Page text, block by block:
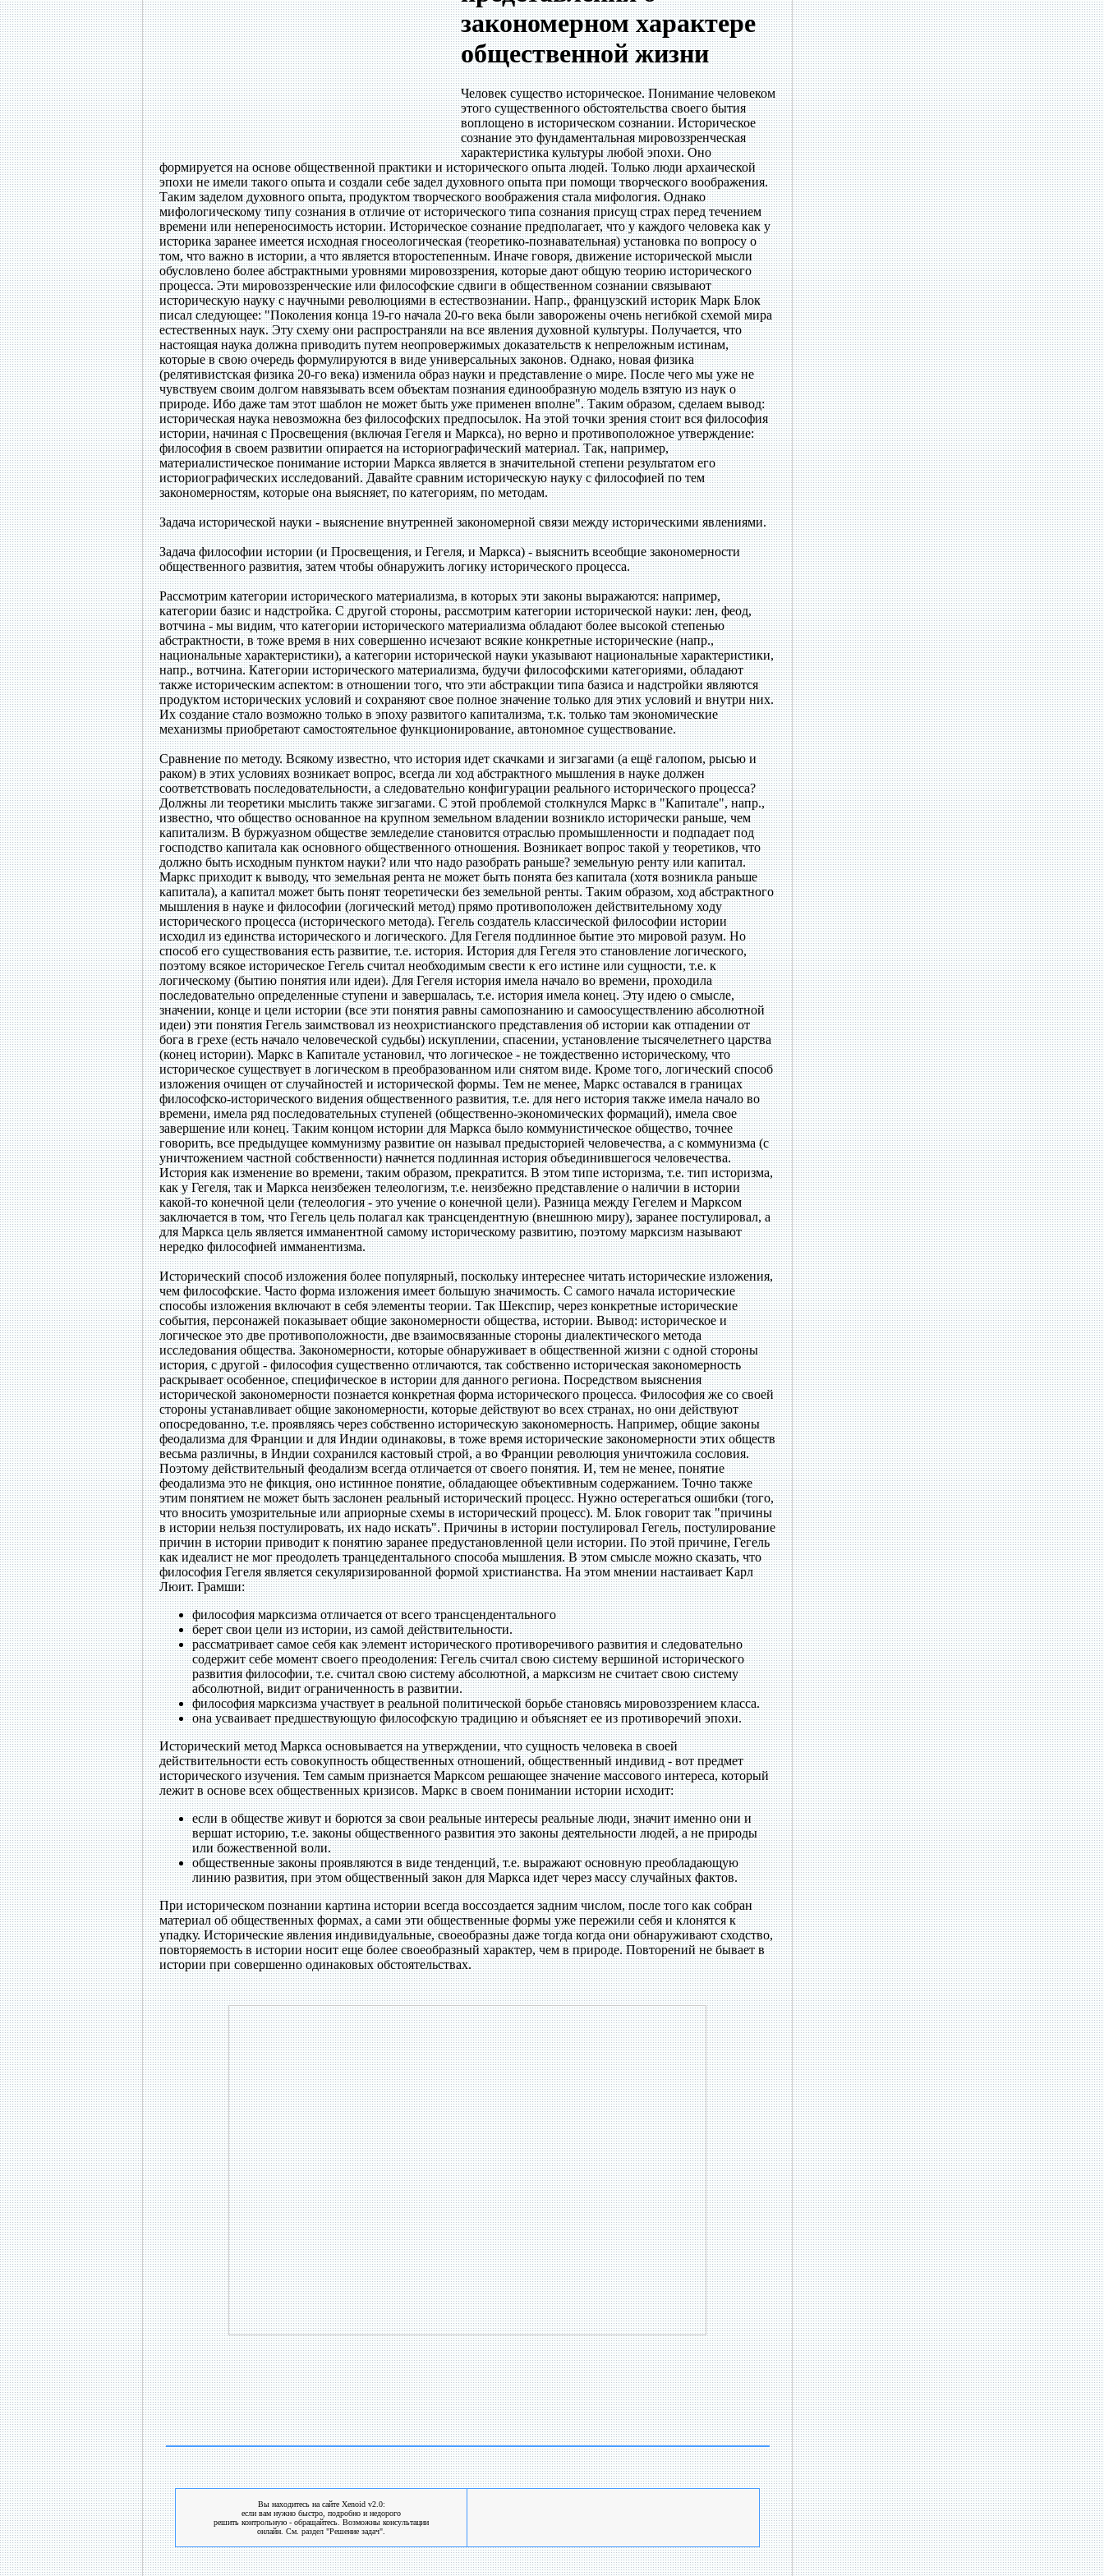
закономерном характере
общественной жизни
Человек существо историческое. Понимание человеком
этого существенного обстоятельства своего бытия
воплощено в историческом сознании. Историческое
сознание это фундаментальная мировоззренческая
характеристика культуры любой эпохи. Оно
формируется на основе общественной практики и исторического опыта людей. Только люди архаической
эпохи не имели такого опыта и создали себе задел духовного опыта при помощи творческого воображения.
Таким заделом духовного опыта, продуктом творческого воображения стала мифология. Однако
мифологическому типу сознания в отличие от исторического типа сознания присущ страх перед течением
времени или непереносимость истории. Историческое сознание предполагает, что у каждого человека как у
историка заранее имеется исходная гносеологическая (теоретико-познавательная) установка по вопросу о
том, что важно в истории, а что является второстепенным. Иначе говоря, движение исторической мысли
обусловлено более абстрактными уровнями мировоззрения, которые дают общую теорию исторического
процесса. Эти мировоззренческие или философские сдвиги в общественном сознании связывают
историческую науку с научными революциями в естествознании. Напр., французский историк Марк Блок
писал следующее: "Поколения конца 19-го начала 20-го века были заворожены очень негибкой схемой мира
естественных наук. Эту схему они распространяли на все явления духовной культуры. Получается, что
настоящая наука должна приводить путем неопровержимых доказательств к непреложным истинам,
которые в свою очередь формулируются в виде универсальных законов. Однако, новая физика
(релятивистская физика 20-го века) изменила образ науки и представление о мире. После чего мы уже не
чувствуем своим долгом навязывать всем объектам познания единообразную модель взятую из наук о
природе. Ибо даже там этот шаблон не может быть уже применен вполне". Таким образом, сделаем вывод:
историческая наука невозможна без философских предпосылок. На этой точки зрения стоит вся философия
истории, начиная с Просвещения (включая Гегеля и Маркса), но верно и противоположное утверждение:
философия в своем развитии опирается на историографический материал. Так, например,
материалистическое понимание истории Маркса является в значительной степени результатом его
историографических исследований. Давайте сравним историческую науку с философией по тем
закономерностям, которые она выясняет, по категориям, по методам.
Задача исторической науки - выяснение внутренней закономерной связи между историческими явлениями.
Задача философии истории (и Просвещения, и Гегеля, и Маркса) - выяснить всеобщие закономерности
общественного развития, затем чтобы обнаружить логику исторического процесса.
Рассмотрим категории исторического материализма, в которых эти законы выражаются: например,
категории базис и надстройка. С другой стороны, рассмотрим категории исторической науки: лен, феод,
вотчина - мы видим, что категории исторического материализма обладают более высокой степенью
абстрактности, в тоже время в них совершенно исчезают всякие конкретные исторические (напр.,
национальные характеристики), а категории исторической науки указывают национальные характеристики,
напр., вотчина. Категории исторического материализма, будучи философскими категориями, обладают
также историческим аспектом: в отношении того, что эти абстракции типа базиса и надстройки являются
продуктом исторических условий и сохраняют свое полное значение только для этих условий и внутри них.
Их создание стало возможно только в эпоху развитого капитализма, т.к. только там экономические
механизмы приобретают самостоятельное функционирование, автономное существование.
Сравнение по методу. Всякому известно, что история идет скачками и зигзагами (а ещё галопом, рысью и
раком) в этих условиях возникает вопрос, всегда ли ход абстрактного мышления в науке должен
соответствовать последовательности, а следовательно конфигурации реального исторического процесса?
Должны ли теоретики мыслить также зигзагами. С этой проблемой столкнулся Маркс в "Капитале", напр.,
известно, что общество основанное на крупном земельном владении возникло исторически раньше, чем
капитализм. В буржуазном обществе земледелие становится отраслью промышленности и подпадает под
господство капитала как основного общественного отношения. Возникает вопрос такой у теоретиков, что
должно быть исходным пунктом науки? или что надо разобрать раньше? земельную ренту или капитал.
Маркс приходит к выводу, что земельная рента не может быть понята без капитала (хотя возникла раньше
капитала), а капитал может быть понят теоретически без земельной ренты. Таким образом, ход абстрактного
мышления в науке и философии (логический метод) прямо противоположен действительному ходу
исторического процесса (исторического метода). Гегель создатель классической философии истории
исходил из единства исторического и логического. Для Гегеля подлинное бытие это мировой разум. Но
способ его существования есть развитие, т.е. история. История для Гегеля это становление логического,
поэтому всякое историческое Гегель считал необходимым свести к его истине или сущности, т.е. к
логическому (бытию понятия или идеи). Для Гегеля история имела начало во времени, проходила
последовательно определенные ступени и завершалась, т.е. история имела конец. Эту идею о смысле,
значении, конце и цели истории (все эти понятия равны самопознанию и самоосуществлению абсолютной
идеи) эти понятия Гегель заимствовал из неохристианского представления об истории как отпадении от
бога в грехе (есть начало человеческой судьбы) искуплении, спасении, установление тысячелетнего царства
(конец истории). Маркс в Капитале установил, что логическое - не тождественно историческому, что
историческое существует в логическом в преобразованном или снятом виде. Кроме того, логический способ
изложения очищен от случайностей и исторической формы. Тем не менее, Маркс оставался в границах
философско-исторического видения общественного развития, т.е. для него история также имела начало во
времени, имела ряд последовательных ступеней (общественно-экономических формаций), имела свое
завершение или конец. Таким концом истории для Маркса было коммунистическое общество, точнее
говорить, все предыдущее коммунизму развитие он называл предысторией человечества, а с коммунизма (с
уничтожением частной собственности) начнется подлинная история объединившегося человечества.
История как изменение во времени, таким образом, прекратится. В этом типе историзма, т.е. тип историзма,
как у Гегеля, так и Маркса неизбежен телеологизм, т.е. неизбежно представление о наличии в истории
какой-то конечной цели (телеология - это учение о конечной цели). Разница между Гегелем и Марксом
заключается в том, что Гегель цель полагал как трансцендентную (внешнюю миру), заранее постулировал, а
для Маркса цель является имманентной самому историческому развитию, поэтому марксизм называют
нередко философией имманентизма.
Исторический способ изложения более популярный, поскольку интереснее читать исторические изложения,
чем философские. Часто форма изложения имеет большую значимость. С самого начала исторические
способы изложения включают в себя элементы теории. Так Шекспир, через конкретные исторические
события, персонажей показывает общие закономерности общества, истории. Вывод: историческое и
логическое это две противоположности, две взаимосвязанные стороны диалектического метода
исследования общества. Закономерности, которые обнаруживает в общественной жизни с одной стороны
история, с другой - философия существенно отличаются, так собственно историческая закономерность
раскрывает особенное, специфическое в истории для данного региона. Посредством выяснения
исторической закономерности познается конкретная форма исторического процесса. Философия же со своей
стороны устанавливает общие закономерности, которые действуют во всех странах, но они действуют
опосредованно, т.е. проявляясь через собственно историческую закономерность. Например, общие законы
феодализма для Франции и для Индии одинаковы, в тоже время исторические закономерности этих обществ
весьма различны, в Индии сохранился кастовый строй, а во Франции революция уничтожила сословия.
Поэтому действительный феодализм всегда отличается от своего понятия. И, тем не менее, понятие
феодализма это не фикция, оно истинное понятие, обладающее объективным содержанием. Точно также
этим понятием не может быть заслонен реальный исторический процесс. Нужно остерегаться ошибки (того,
что вносить умозрительные или априорные схемы в исторический процесс). М. Блок говорит так "причины
в истории нельзя постулировать, их надо искать". Причины в истории постулировал Гегель, постулирование
причин в истории приводит к понятию заранее предустановленной цели истории. По этой причине, Гегель
как идеалист не мог преодолеть транцедентального способа мышления. В этом смысле можно сказать, что
философия Гегеля является секуляризированной формой христианства. На этом мнении настаивает Карл
Люит. Грамши:
философия марксизма отличается от всего трансцендентального
берет свои цели из истории, из самой действительности.
рассматривает самое себя как элемент исторического противоречивого развития и следовательно
содержит себе момент своего преодоления: Гегель считал свою систему вершиной исторического
развития философии, т.е. считал свою систему абсолютной, а марксизм не считает свою систему
абсолютной, видит ограниченность в развитии.
философия марксизма участвует в реальной политической борьбе становясь мировоззрением класса.
она усваивает предшествующую философскую традицию и объясняет ее из противоречий эпохи.
Исторический метод Маркса основывается на утверждении, что сущность человека в своей
действительности есть совокупность общественных отношений, общественный индивид - вот предмет
исторического изучения. Тем самым признается Марксом решающее значение массового интереса, который
лежит в основе всех общественных кризисов. Маркс в своем понимании истории исходит:
если в обществе живут и борются за свои реальные интересы реальные люди, значит именно они и
вершат историю, т.е. законы общественного развития это законы деятельности людей, а не природы
или божественной воли.
общественные законы проявляются в виде тенденций, т.е. выражают основную преобладающую
линию развития, при этом общественный закон для Маркса идет через массу случайных фактов.
При историческом познании картина истории всегда воссоздается задним числом, после того как собран
материал об общественных формах, а сами эти общественные формы уже пережили себя и клонятся к
упадку. Исторические явления индивидуальные, своеобразны даже тогда когда они обнаруживают сходство,
повторяемость в истории носит еще более своеобразный характер, чем в природе. Повторений не бывает в
истории при совершенно одинаковых обстоятельствах.
Вы находитесь на сайте Xenoid v2.0:
если вам нужно быстро, подробно и недорого
решить контрольную - обращайтесь. Возможны консультации
онлайн. См. раздел "Решение задач".